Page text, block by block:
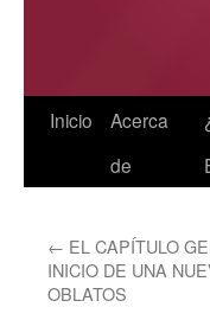
Saltar
Inicio
Acerca
de
← EL CAPÍTULO
INICIO DE UNA
OBLATOS